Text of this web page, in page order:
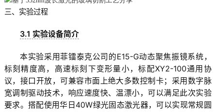
三、实验过程
3.1 实验设备简介
本实验采用菲镭泰克公司的E15-G动态聚焦振镜系统，
标刻精度高，高速标刻下变形量小，标配XY2-100通用协
议，接口开放，可兼容市面上绝大多数控制卡；采用数字脉
宽调制驱动技术，响应速度快、温漂小，可以满足此次实验
要求。搭配使用华日40W绿光固态激光器，可以实现常规圆